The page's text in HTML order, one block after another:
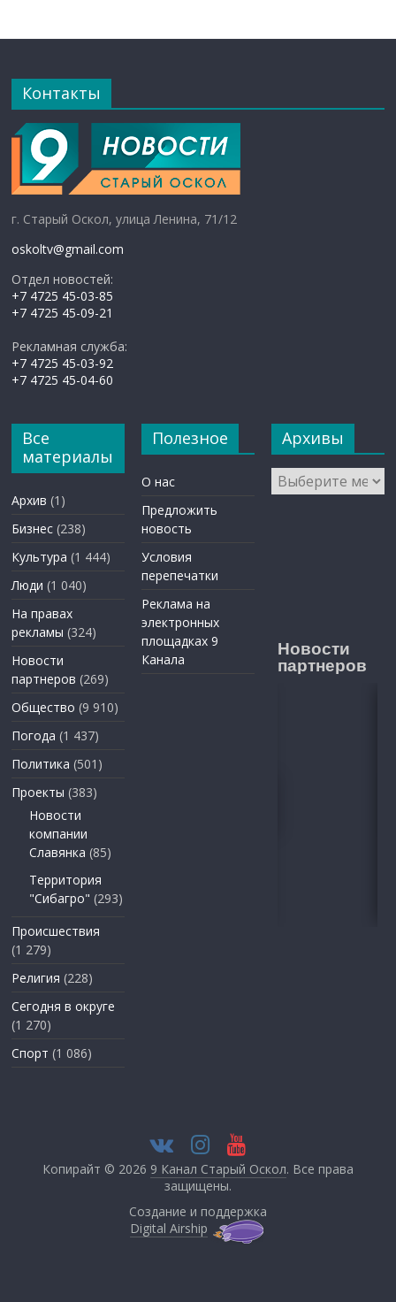
Контакты
г. Старый Оскол, улица Ленина, 71/12
oskoltv@gmail.com
Отдел новостей:
+7 4725 45-03-85
+7 4725 45-09-21
Рекламная служба:
+7 4725 45-03-92
+7 4725 45-04-60
Все
материалы
Архив (1)
Бизнес (238)
Культура (1 444)
Люди (1 040)
На правах
рекламы (324)
Новости
партнеров (269)
Общество (9 910)
Погода (1 437)
Политика (501)
Проекты (383)
Новости
компании
Славянка (85)
Территория
"Сибагро" (293)
Происшествия
(1 279)
Религия (228)
Сегодня в округе
(1 270)
Спорт (1 086)
Полезное
О нас
Предложить
новость
Условия
перепечатки
Реклама на
электронных
площадках 9
Канала
Архивы
Архивы
Новости
партнеров
Копирайт © 2026 9 Канал Старый Оскол. Все права
защищены.
Создание и поддержка
Digital Airship